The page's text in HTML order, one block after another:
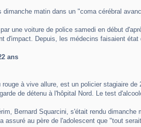
dimanche matin dans un "coma cérébral
une voiture de police samedi en début
d'impact. Depuis, les médecins faisaient état
ans
à vive allure, est un policier stagiaire
de détenu à l'hôpital Nord. Le test
Bernard Squarcini, s'était rendu
assuré au père de l'adolescent que "tout